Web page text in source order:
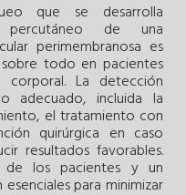
que se desarrolla
de una
perimembranosa es
todo en pacientes
La detección
adecuado, incluida la
el tratamiento con
quirúrgica en caso
resultados favorables.
de los pacientes y un
para minimizar